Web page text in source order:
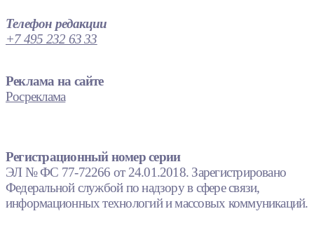
Телефон редакции
+7 495 232 63 33
Реклама на сайте
Росреклама
Регистрационный номер серии
ЭЛ № ФС 77-72266 от 24.01.2018. Зарегистрировано
Федеральной службой по надзору в сфере связи,
информационных технологий и массовых коммуникаций.